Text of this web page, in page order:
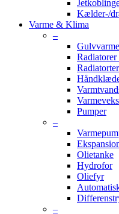
Kælder-/
Varme & Klima
–
Gulvvarme
Pumper
–
Olietanke
Hydrofor
Oliefyr
–